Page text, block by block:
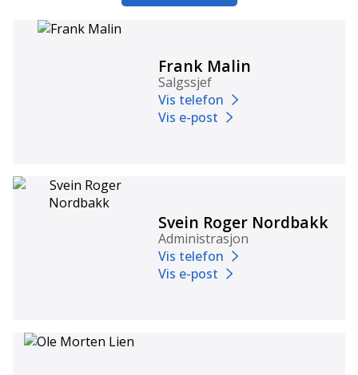
Frank Malin
Salgssjef
Vis telefon
Vis e-post
Svein Roger Nordbakk
Administrasjon
Vis telefon
Vis e-post